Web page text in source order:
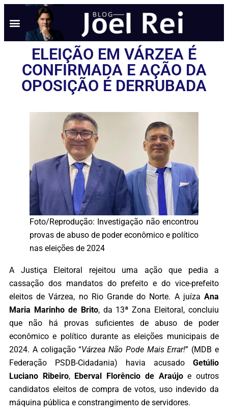
ELEIÇÃO EM VÁRZEA É
CONFIRMADA E AÇÃO DA
OPOSIÇÃO É DERRUBADA
Foto/Reprodução: Investigação não encontrou
provas de abuso de poder econômico e político
nas eleições de 2024
A Justiça Eleitoral rejeitou uma ação que pedia a
cassação dos mandatos do prefeito e do vice-prefeito
eleitos de Várzea, no Rio Grande do Norte. A juíza Ana
Maria Marinho de Brito, da 13ª Zona Eleitoral, concluiu
que não há provas suficientes de abuso de poder
econômico e político durante as eleições municipais de
2024. A coligação “Várzea Não Pode Mais Errar!” (MDB e
Federação PSDB-Cidadania) havia acusado Getúlio
Luciano Ribeiro,Eberval Florêncio de Araújoe outros
candidatos eleitos de compra de votos, uso indevido da
máquina pública e constrangimento de servidores.